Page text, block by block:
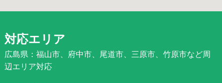
対応エリア
広島県：福山市、府中市、尾道市、三原市、竹原市など周
辺エリア対応